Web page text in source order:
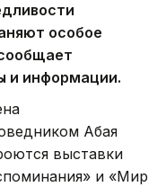
особое
и информации.
Абая
выставки
и «Мир